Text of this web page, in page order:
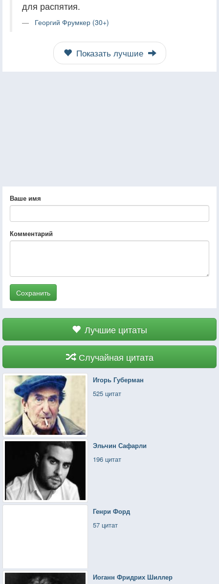
для распятия.
Георгий Фрумкер (30+)
Показать лучшие
Ваше имя
Комментарий
Сохранить
Лучшие цитаты
Случайная цитата
Игорь Губерман
525 цитат
Эльчин Сафарли
196 цитат
Генри Форд
57 цитат
Иоганн Фридрих Шиллер